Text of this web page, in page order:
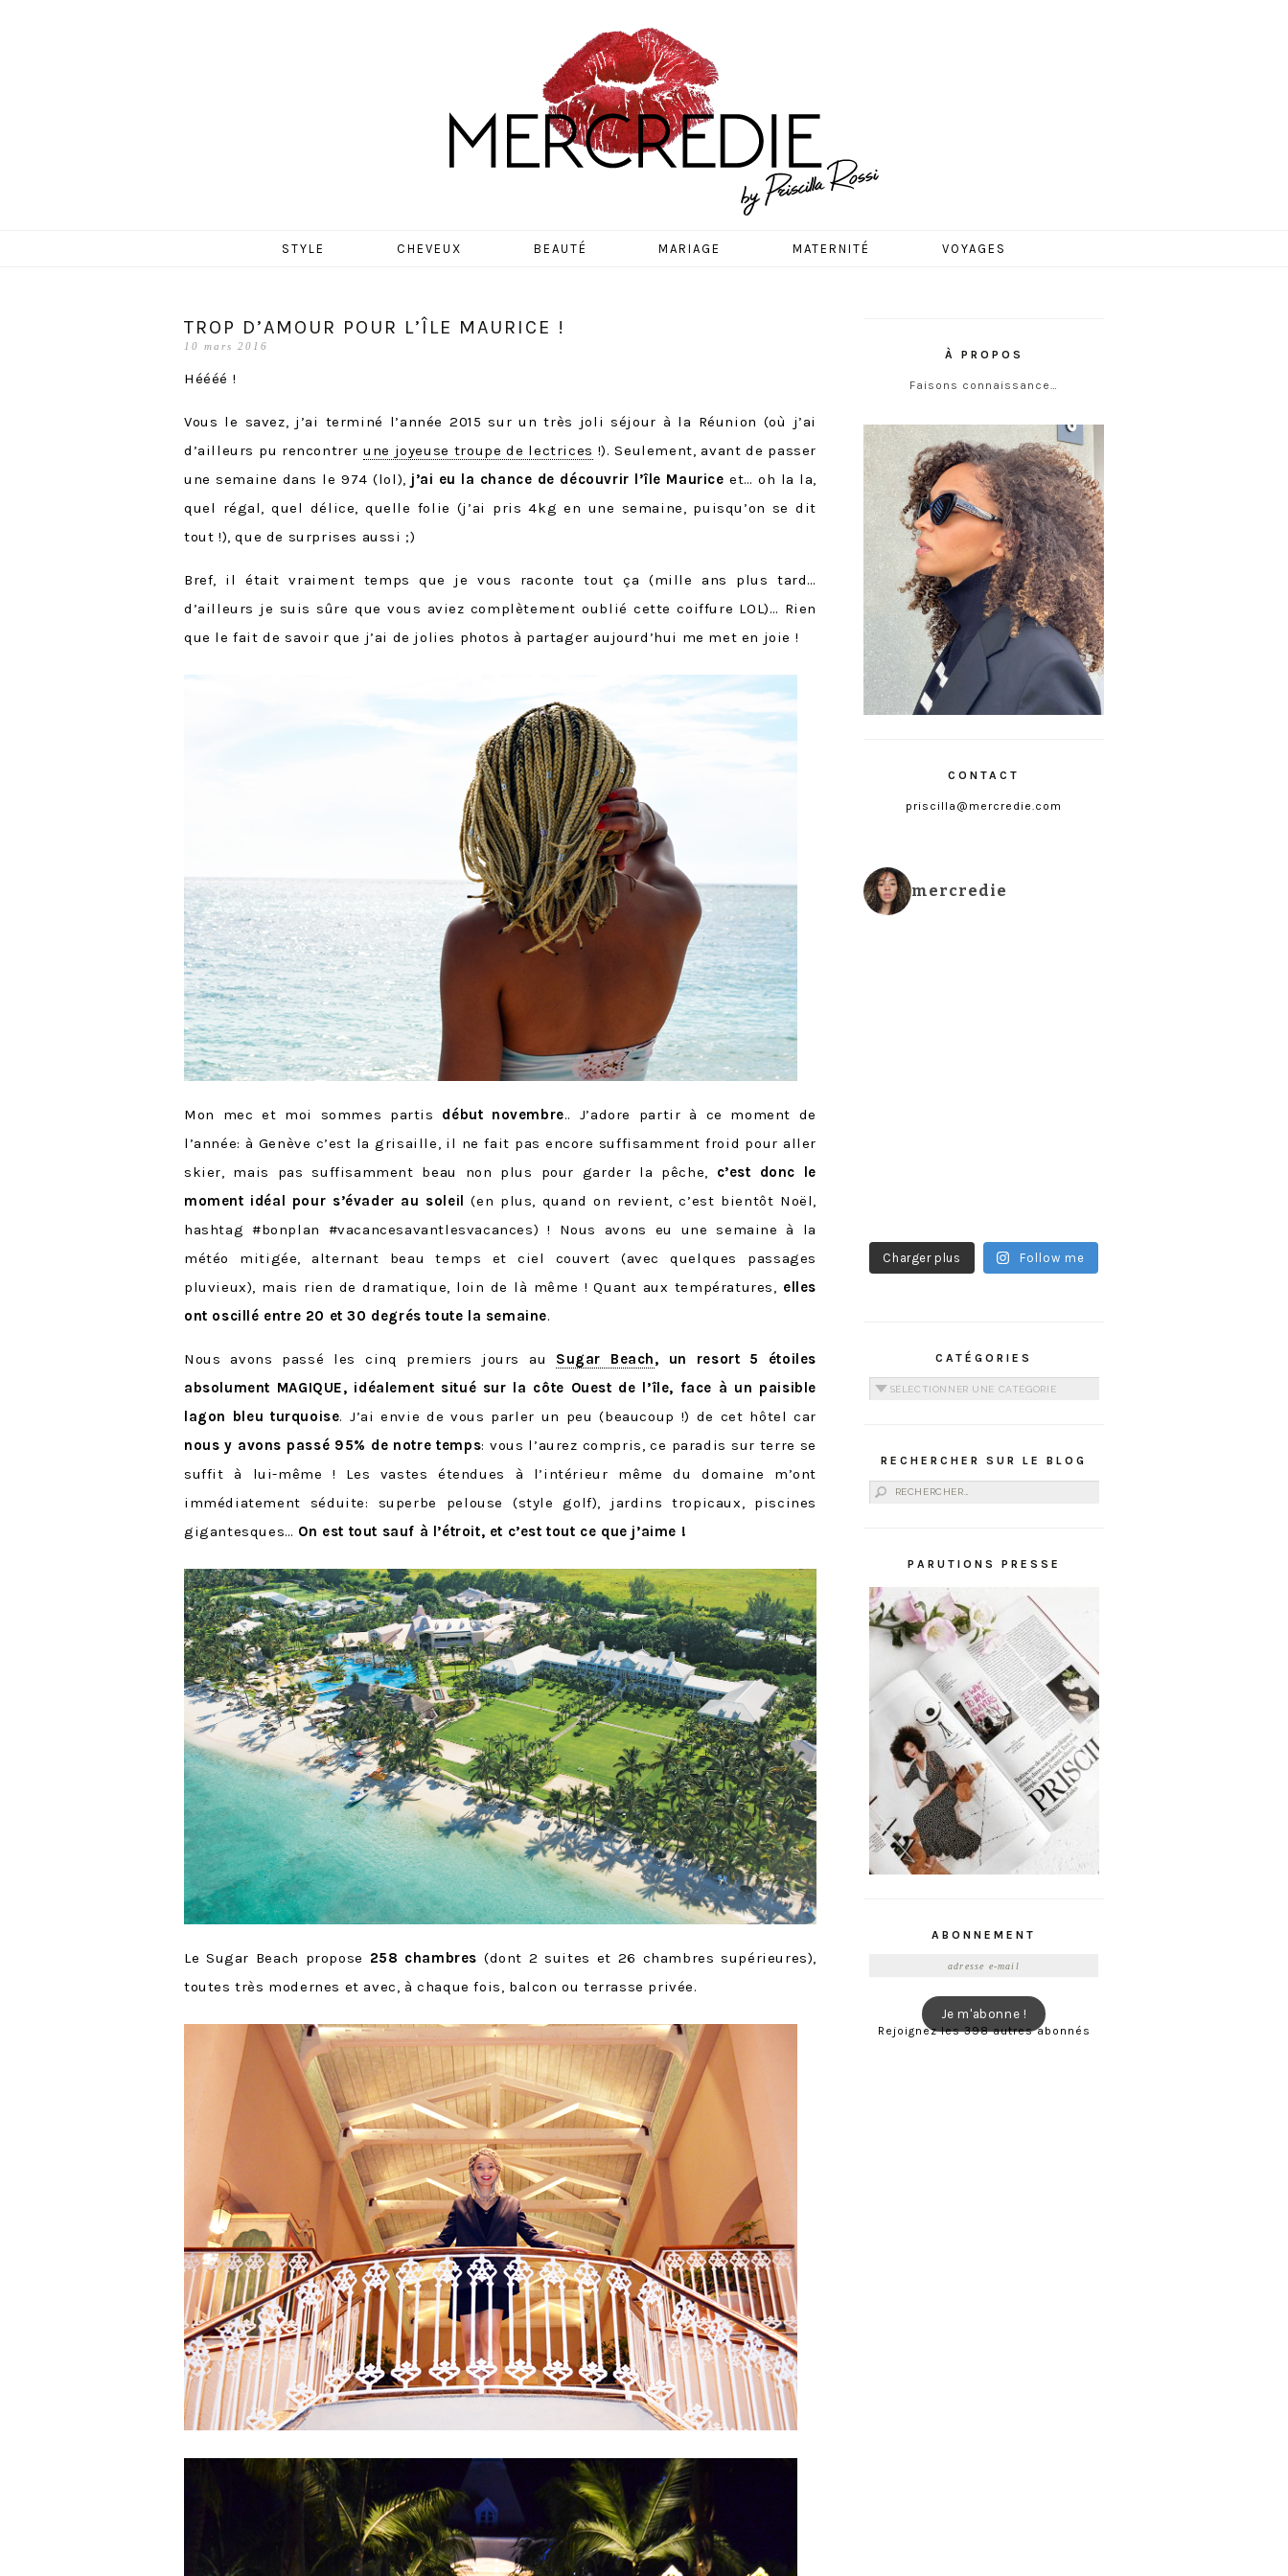
MERCREDIE
STYLE CHEVEUX BEAUTÉ MARIAGE MATERNITÉ VOYAGES
TROP D’AMOUR POUR L’ÎLE MAURICE !
10 mars 2016
Héééé !
Vous le savez, j’ai terminé l’année 2015 sur un très joli séjour à la Réunion (où j’ai
d’ailleurs pu rencontrer une joyeuse troupe de lectrices !). Seulement, avant de passer
une semaine dans le 974 (lol), j’ai eu la chance de découvrir l’île Maurice et… oh la la,
quel régal, quel délice, quelle folie (j’ai pris 4kg en une semaine, puisqu’on se dit
tout !), que de surprises aussi ;)
Bref, il était vraiment temps que je vous raconte tout ça (mille ans plus tard…
d’ailleurs je suis sûre que vous aviez complètement oublié cette coiffure LOL)… Rien
que le fait de savoir que j’ai de jolies photos à partager aujourd’hui me met en joie !
Mon mec et moi sommes partis début novembre.. J’adore partir à ce moment de
l’année: à Genève c’est la grisaille, il ne fait pas encore suffisamment froid pour aller
skier, mais pas suffisamment beau non plus pour garder la pêche, c’est donc le
moment idéal pour s’évader au soleil (en plus, quand on revient, c’est bientôt Noël,
hashtag #bonplan #vacancesavantlesvacances) ! Nous avons eu une semaine à la
météo mitigée, alternant beau temps et ciel couvert (avec quelques passages
pluvieux), mais rien de dramatique, loin de là même ! Quant aux températures, elles
ont oscillé entre 20 et 30 degrés toute la semaine.
Nous avons passé les cinq premiers jours au Sugar Beach, un resort 5 étoiles
absolument MAGIQUE, idéalement situé sur la côte Ouest de l’île, face à un paisible
lagon bleu turquoise. J’ai envie de vous parler un peu (beaucoup !) de cet hôtel car
nous y avons passé 95% de notre temps: vous l’aurez compris, ce paradis sur terre se
suffit à lui-même ! Les vastes étendues à l’intérieur même du domaine m’ont
immédiatement séduite: superbe pelouse (style golf), jardins tropicaux, piscines
gigantesques… On est tout sauf à l’étroit, et c’est tout ce que j’aime !
Le Sugar Beach propose 258 chambres (dont 2 suites et 26 chambres supérieures),
toutes très modernes et avec, à chaque fois, balcon ou terrasse privée.
À PROPOS
Faisons connaissance…
CONTACT
priscilla@mercredie.com
mercredie
Charger plus Follow me
CATÉGORIES
Catégories
RECHERCHER SUR LE BLOG
Rechercher :
PARUTIONS PRESSE
ABONNEMENT
Je m'abonne !
Rejoignez les 398 autres abonnés